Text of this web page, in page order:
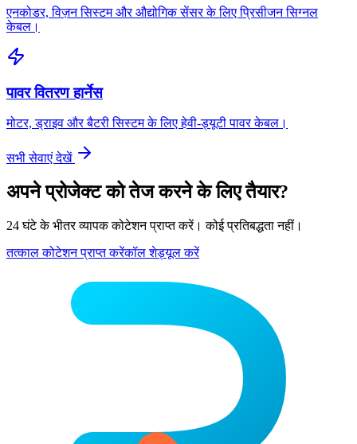
एनकोडर, विज़न सिस्टम और औद्योगिक सेंसर के लिए प्रिसीजन सिग्नल
केबल।
पावर वितरण हार्नेस
मोटर, ड्राइव और बैटरी सिस्टम के लिए हेवी-ड्यूटी पावर केबल।
सभी सेवाएं देखें
अपने प्रोजेक्ट को तेज करने के लिए तैयार?
24 घंटे के भीतर व्यापक कोटेशन प्राप्त करें। कोई प्रतिबद्धता नहीं।
तत्काल कोटेशन प्राप्त करेंकॉल शेड्यूल करें